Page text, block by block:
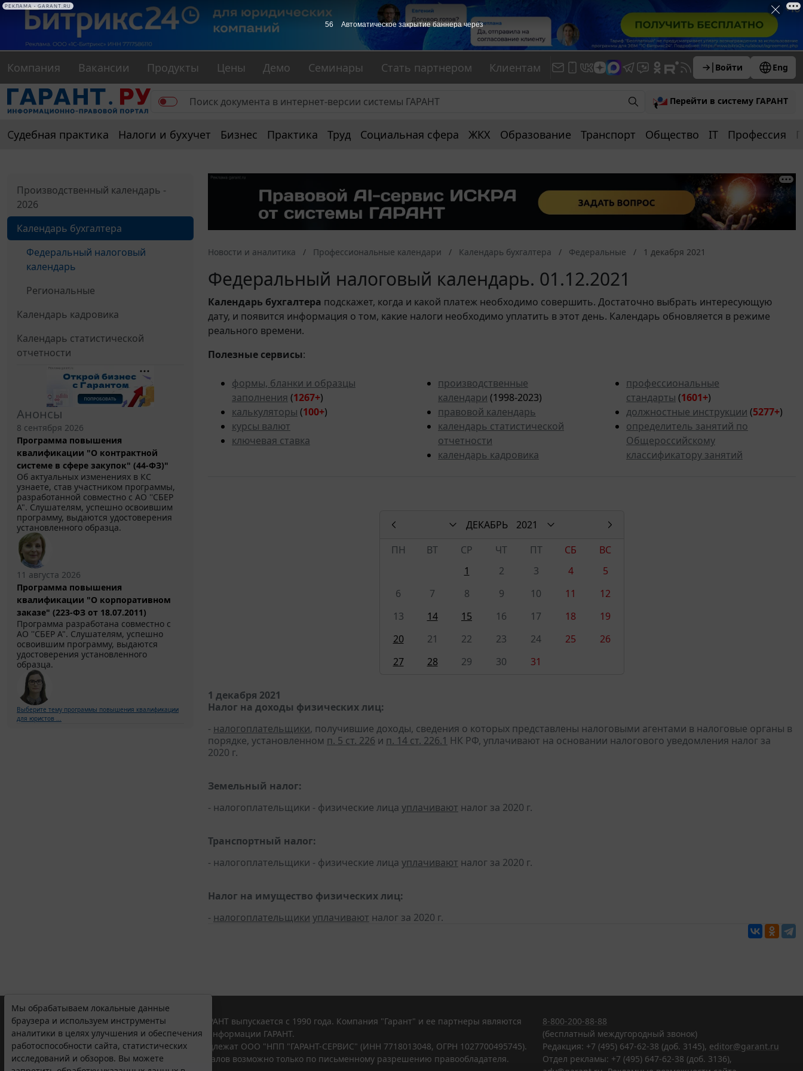
Компания Вакансии Продукты Цены Демо Семинары Стать партнером Клиентам Войти Eng
Перейти в систему ГАРАНТ
Судебная практика Налоги и бухучет Бизнес Практика Труд Социальная сфера ЖКХ Образование Транспорт Общество IT Профессия
Производственный календарь -
2026
Календарь бухгалтера
Федеральный налоговый
календарь
Региональные
Календарь кадровика
Календарь статистической
отчетности
Анонсы
8 сентября 2026
Программа повышения
квалификации "О контрактной
системе в сфере закупок" (44-ФЗ)"
Об актуальных изменениях в КС
узнаете, став участником программы,
разработанной совместно с АО ''СБЕР
А". Слушателям, успешно освоившим
программу, выдаются удостоверения
установленного образца.
11 августа 2026
Программа повышения
квалификации "О корпоративном
заказе" (223-ФЗ от 18.07.2011)
Программа разработана совместно с
АО ''СБЕР А". Слушателям, успешно
освоившим программу, выдаются
удостоверения установленного
образца.
Выберите тему программы повышения квалификации
для юристов ...
Новости и аналитика Профессиональные календари Календарь бухгалтера Федеральные 1 декабря 2021
Федеральный налоговый календарь. 01.12.2021
Календарь бухгалтера подскажет, когда и какой платеж необходимо совершить. Достаточно выбрать интересующую
дату, и появится информация о том, какие налоги необходимо уплатить в этот день. Календарь обновляется в режиме
реального времени.
Полезные сервисы:
формы, бланки и образцы
заполнения (1267+)
калькуляторы (100+)
курсы валют
ключевая ставка
производственные
календари (1998-2023)
правовой календарь
календарь статистической
отчетности
календарь кадровика
профессиональные
стандарты (1601+)
должностные инструкции (5277+)
определитель занятий по
Общероссийскому
классификатору занятий
ДЕКАБРЬ
2021
ПН
ВТ СР ЧТ ПТ СБ
ВС
1
2 3 4
5
6
7 8 9 10 11
12
13
14 15 16 17 18
19
20
21 22 23 24 25
26
27
28 29 30 31
1 декабря 2021
Налог на доходы физических лиц:
- налогоплательщики, получившие доходы, сведения о которых представлены налоговыми агентами в налоговые органы в
порядке, установленном п. 5 ст. 226 и п. 14 ст. 226.1 НК РФ, уплачивают на основании налогового уведомления налог за
2020 г.
Земельный налог:
- налогоплательщики - физические лица уплачивают налог за 2020 г.
Транспортный налог:
- налогоплательщики - физические лица уплачивают налог за 2020 г.
Налог на имущество физических лиц:
- налогоплательщики уплачивают налог за 2020 г.
Мы обрабатываем локальные данные
браузера и используем инструменты
аналитики в целях улучшения и обеспечения
работоспособности сайта, статистических
исследований и обзоров. Вы можете
© ООО "НПП "ГАРАНТ-СЕРВИС", 2026. Система ГАРАНТ выпускается с 1990 года. Компания "Гарант" и ее партнеры являются
участниками Российской ассоциации правовой информации ГАРАНТ.
Все права на материалы сайта ГАРАНТ.РУ принадлежат ООО "НПП "ГАРАНТ-СЕРВИС" (ИНН 7718013048, ОГРН 1027700495745).
Полное или частичное воспроизведение материалов возможно только по письменному разрешению правообладателя.
8-800-200-88-88
(бесплатный междугородный звонок)
Редакция: +7 (495) 647-62-38 (доб. 3145), editor@garant.ru
Отдел рекламы: +7 (495) 647-62-38 (доб. 3136),
56 Автоматическое закрытие баннера через
РЕКЛАМА • GARANT.RU